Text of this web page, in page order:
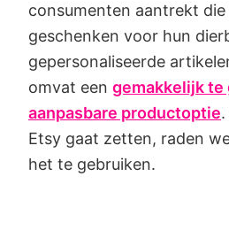
consumenten aantrekt
geschenken voor hun
gepersonaliseerde
omvat een gemakkelijk te
aanpasbare productoptie
Etsy gaat zetten, raden
het te gebruiken.